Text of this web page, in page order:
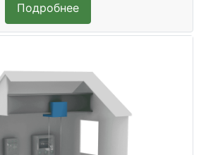
Подробнее